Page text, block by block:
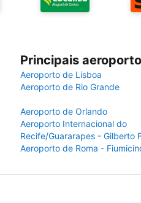
Principais
Aeroporto de Lisboa
Aeroporto de Rio Grande
Aeroporto de Orlando
Aeroporto Internacional do
Recife/Guararapes - Gilberto
Aeroporto de Roma -